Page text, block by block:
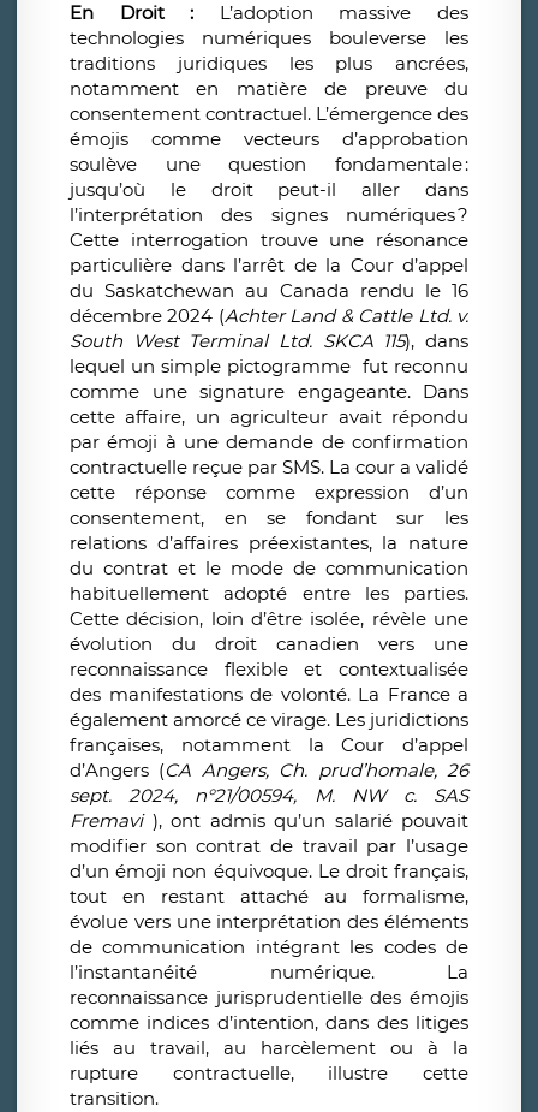
En Droit : L’adoption massive des
technologies numériques bouleverse les
traditions juridiques les plus ancrées,
notamment en matière de preuve du
consentement contractuel. L’émergence des
émojis comme vecteurs d’approbation
soulève une question fondamentale:
jusqu’où le droit peut-il aller dans
l’interprétation des signes numériques?
Cette interrogation trouve une résonance
particulière dans l’arrêt de la Cour d’appel
du Saskatchewan au Canada rendu le 16
décembre 2024 (Achter Land & Cattle Ltd. v.
South West Terminal Ltd. SKCA 115), dans
lequel un simple pictogramme fut reconnu
comme une signature engageante. Dans
cette affaire, un agriculteur avait répondu
par émoji à une demande de confirmation
contractuelle reçue par SMS. La cour a validé
cette réponse comme expression d’un
consentement, en se fondant sur les
relations d’affaires préexistantes, la nature
du contrat et le mode de communication
habituellement adopté entre les parties.
Cette décision, loin d’être isolée, révèle une
évolution du droit canadien vers une
reconnaissance flexible et contextualisée
des manifestations de volonté. La France a
également amorcé ce virage. Les juridictions
françaises, notamment la Cour d’appel
d’Angers (CA Angers, Ch. prud’homale, 26
sept. 2024, n°21/00594, M. NW c. SAS
Fremavi ), ont admis qu’un salarié pouvait
modifier son contrat de travail par l’usage
d’un émoji non équivoque. Le droit français,
tout en restant attaché au formalisme,
évolue vers une interprétation des éléments
de communication intégrant les codes de
l’instantanéité numérique. La
reconnaissance jurisprudentielle des émojis
comme indices d’intention, dans des litiges
liés au travail, au harcèlement ou à la
rupture contractuelle, illustre cette
transition.